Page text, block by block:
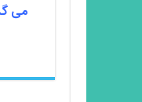
می